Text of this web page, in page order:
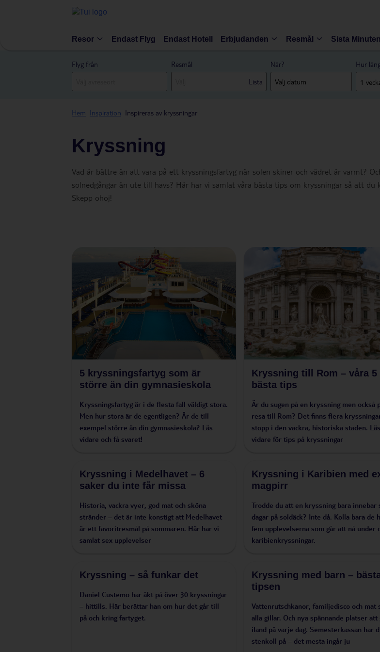
Resor Endast Flyg Endast Hotell Erbjudanden Resmål Sista Minuten
Flyg från
Resmål
Lista
När? Hur
1
Hem Inspiration Inspireras av kryssningar
Kryssning
Vad är bättre än att vara på ett kryssningsfartyg när solen skiner och vädret är varmt?
solnedgångar än ute till havs? Här har vi samlat våra bästa tips om kryssningar så att du
Skepp ohoj!
5 kryssningsfartyg som är
större än din gymnasieskola
Kryssningsfartyg är i de flesta fall väldigt stora.
Men hur stora är de egentligen? Är de till
exempel större än din gymnasieskola? Läs
vidare och få svaret!
Kryssning till Rom – våra 5
bästa tips
Är du sugen på en kryssning men också
resa till Rom? Det finns flera
stopp i den vackra, historiska staden. Läs
vidare för tips på kryssningar
Kryssning i Medelhavet – 6
saker du inte får missa
Historia, vackra vyer, god mat och sköna
stränder – det är inte konstigt att Medelhavet
är ett favoritresmål på sommaren. Här har vi
samlat sex upplevelser
Kryssning i Karibien med
magpirr
Trodde du att en kryssning bara innebar
dagar på soldäck? Inte då. Kolla bara de
fem upplevelserna som går att nå under
karibienkryssningar.
Kryssning – så funkar det
Daniel Custemo har åkt på över 30 kryssningar
– hittills. Här berättar han om hur det går till
på och kring fartyget.
Kryssning med barn –
tipsen
Vattenrutschkanor, familjedisco och mat
alla gillar. Och nya spännande platser att
iland på varje dag. Semesterkassan har
stenkoll på – det mesta ingår ju